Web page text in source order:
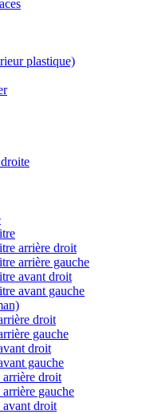
plastique)
arrière droit
arrière gauche
avant droit
avant gauche
droit
gauche
droit
gauche
droit
gauche
droit